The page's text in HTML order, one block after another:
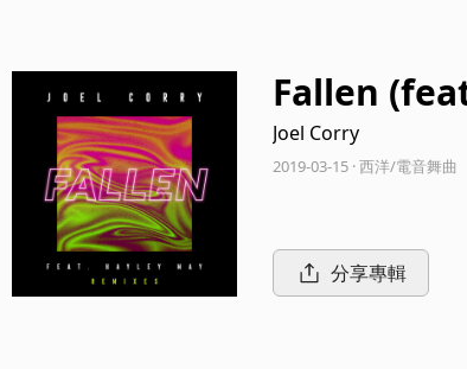
Fallen
Joel Corry
2019-03-15 · 西洋/電音舞曲
分享專輯